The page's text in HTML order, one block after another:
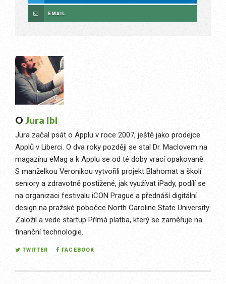
EMAIL
O Jura Ibl
Jura začal psát o Applu v roce 2007, ještě jako prodejce
Applů v Liberci. O dva roky později se stal Dr. Maclovem na
magazínu eMag a k Applu se od té doby vrací opakovaně.
S manželkou Veronikou vytvořili projekt Blahomat a školí
seniory a zdravotně postižené, jak využívat iPady, podílí se
na organizaci festivalu iCON Prague a přednáší digitální
design na pražské pobočce North Caroline State University.
Založil a vede startup Přímá platba, který se zaměřuje na
finanční technologie.
TWITTER FACEBOOK